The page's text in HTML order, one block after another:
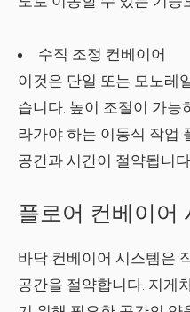
수직 조정 컨베이어
이것은 단일 또는 모노레
습니다. 높이 조절이 가능
라가야 하는 이동식 작업
공간과 시간이 절약됩니
플로어 컨베이어
바닥 컨베이어 시스템은
공간을 절약합니다. 지게